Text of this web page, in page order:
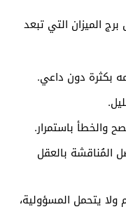
الميزان التي تبعد
بكثرة دون داعي.
والخطأ باستمرار.
المُناقشة بالعقل
يتحمل المسؤولية،